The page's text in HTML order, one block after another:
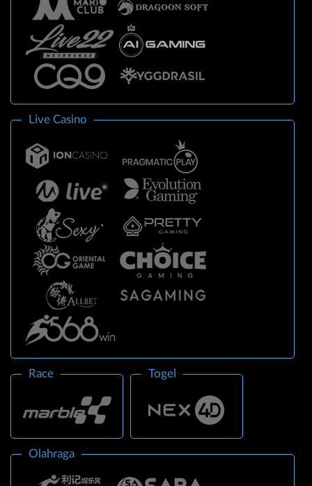
Live Casino
Race Togel
Olahraga